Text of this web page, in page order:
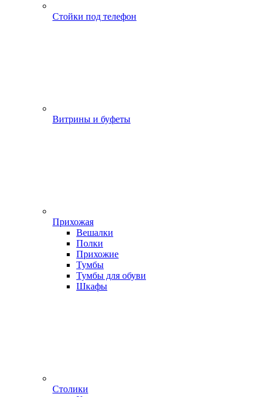
Стойки под телефон
Витрины и буфеты
Прихожая
Вешалки
Полки
Прихожие
Тумбы
Тумбы для обуви
Шкафы
Столики